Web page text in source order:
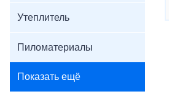
Утеплитель
Пиломатериалы
Показать ещё